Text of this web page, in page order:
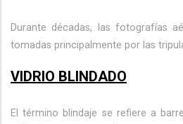
Durante décadas, las fotografías
tomadas principalmente por las
VIDRIO BLINDADO
El término blindaje se refiere a